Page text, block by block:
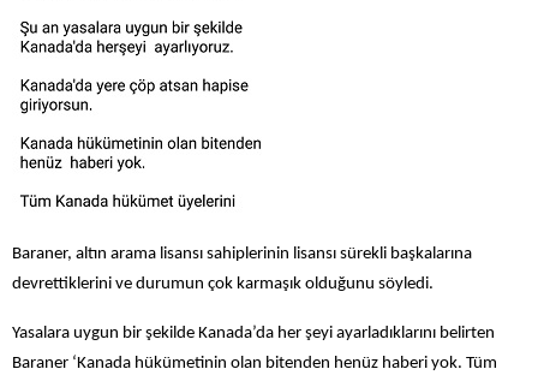
Baraner, altın arama lisansı sahiplerinin lisansı sürekli başkalarına
devrettiklerini ve durumun çok karmaşık olduğunu söyledi.
Yasalara uygun bir şekilde Kanada’da her şeyi ayarladıklarını belirten
Baraner ‘Kanada hükümetinin olan bitenden henüz haberi yok. Tüm